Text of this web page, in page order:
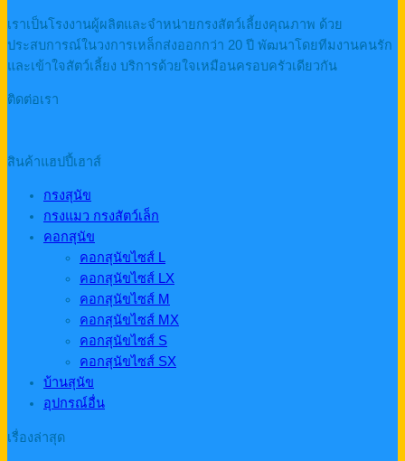
เราเป็นโรงงานผู้ผลิตและจำหน่ายกรงสัตว์เลี้ยงคุณภาพ ด้วย
ประสบการณ์ในวงการเหล็กส่งออกกว่า 20 ปี พัฒนาโดยทีมงานคนรัก
และเข้าใจสัตว์เลี้ยง บริการด้วยใจเหมือนครอบครัวเดียวกัน
ติดต่อเรา
สินค้าแฮปปี้เฮาส์
กรงสุนัข
กรงแมว กรงสัตว์เล็ก
คอกสุนัข
คอกสุนัขไซส์ L
คอกสุนัขไซส์ LX
คอกสุนัขไซส์ M
คอกสุนัขไซส์ MX
คอกสุนัขไซส์ S
คอกสุนัขไซส์ SX
บ้านสุนัข
อุปกรณ์อื่น
เรื่องล่าสุด